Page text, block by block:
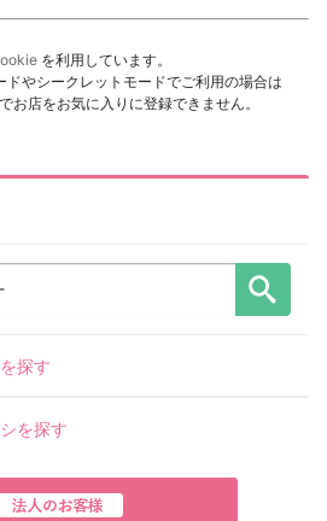
を利用しています。
ドやシークレットモードでご利用の場合は
お店をお気に入りに登録できません。
探す
を探す